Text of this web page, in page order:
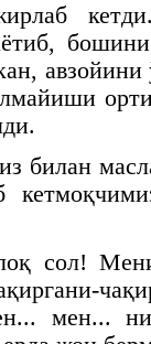
билан
сол!
мен...